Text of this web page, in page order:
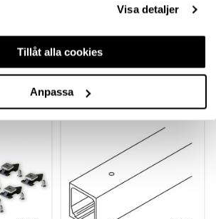
Visa detaljer
Tillåt alla cookies
Anpassa
TILLBEHÖR